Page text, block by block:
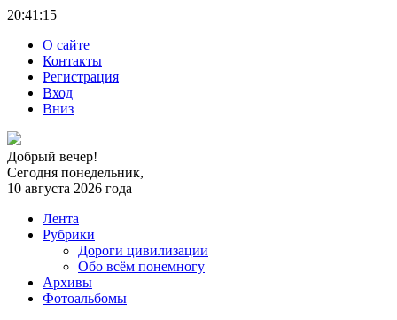
20:41:15
О сайте
Контакты
Регистрация
Вход
Вниз
Добрый вечер!
Сегодня понедельник,
10 августа 2026 года
Лента
Рубрики
Дороги цивилизации
Обо всём понемногу
Архивы
Фотоальбомы